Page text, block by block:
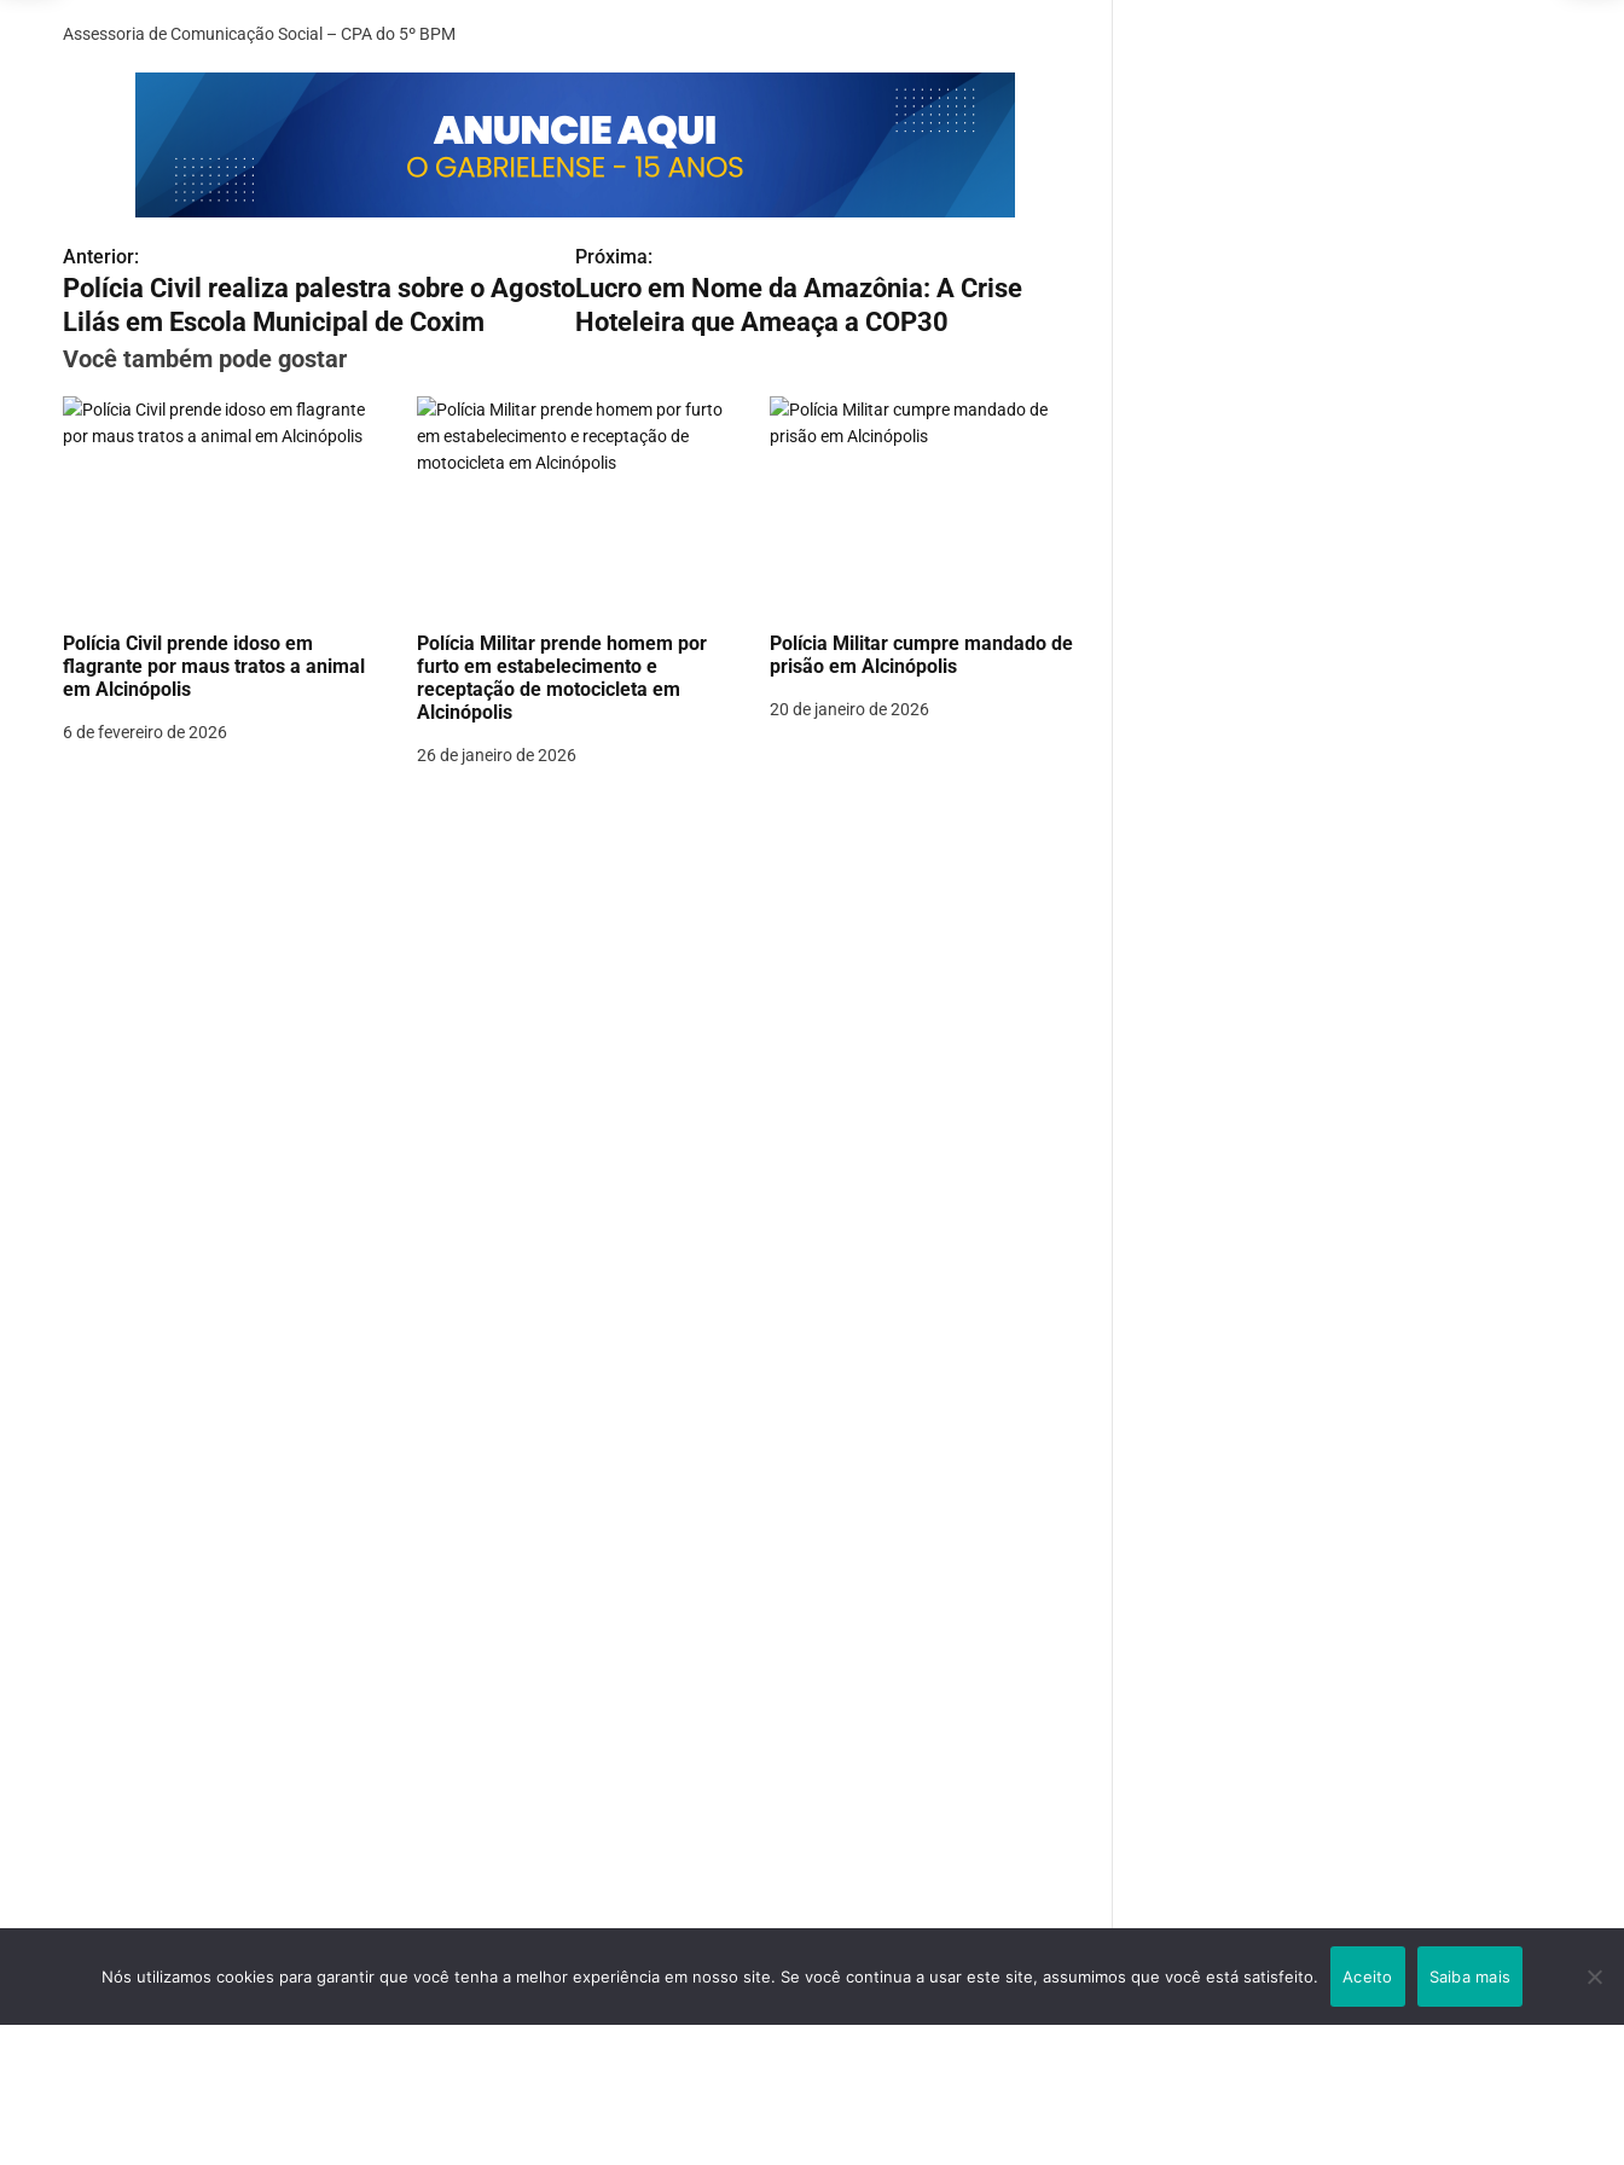
Assessoria de Comunicação Social – CPA do 5º BPM
N
a
v
e
g
o
d
e
Anterior:
Polícia Civil realiza palestra sobre o Agosto
Lilás em Escola Municipal de Coxim
Próxima:
Lucro em Nome da Amazônia: A Crise
Hoteleira que Ameaça a COP30
Você também pode gostar
Polícia Civil prende idoso em
flagrante por maus tratos a animal
em Alcinópolis
6 de fevereiro de 2026
Polícia Militar prende homem por
furto em estabelecimento e
receptação de motocicleta em
Alcinópolis
26 de janeiro de 2026
Polícia Militar cumpre mandado de
prisão em Alcinópolis
20 de janeiro de 2026
Nós utilizamos cookies para garantir que você tenha a melhor experiência em nosso site. Se você continua a usar este site, assumimos que você está satisfeito. Aceito Saiba mais